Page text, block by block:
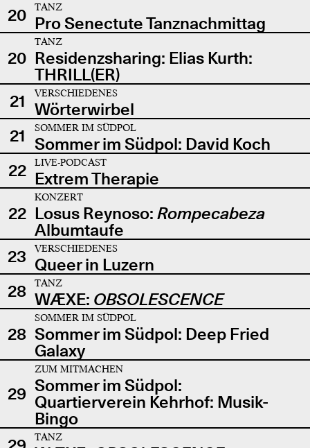
20
TANZ
Pro Senectute Tanznachmittag
20
TANZ
Residenzsharing: Elias Kurth:
THRILL(ER)
21
VERSCHIEDENES
Wörterwirbel
21
SOMMER IM SÜDPOL
Sommer im Südpol: David Koch
22
LIVE-PODCAST
Extrem Therapie
22
KONZERT
Losus Reynoso: Rompecabeza
Albumtaufe
23
VERSCHIEDENES
Queer in Luzern
28
TANZ
WÆXE: OBSOLESCENCE
28
SOMMER IM SÜDPOL
Sommer im Südpol: Deep Fried
Galaxy
29
ZUM MITMACHEN
Sommer im Südpol:
Quartierverein Kehrhof: Musik-
Bingo
TANZ